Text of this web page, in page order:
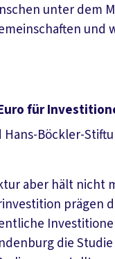
unter dem
und
für
Hans-Böckler-
aber hält nicht
prägen
die